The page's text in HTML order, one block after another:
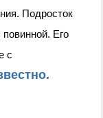
Подросток
Его
с